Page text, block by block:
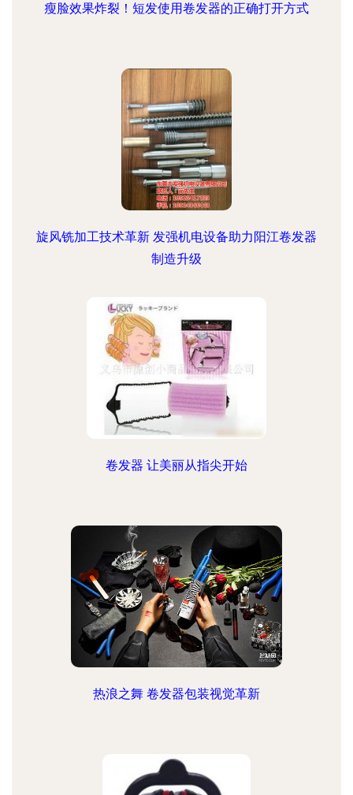
瘦脸效果炸裂！短发使用卷发器的正确打开方式
旋风铣加工技术革新 发强机电设备助力阳江卷发器
制造升级
卷发器 让美丽从指尖开始
热浪之舞 卷发器包装视觉革新